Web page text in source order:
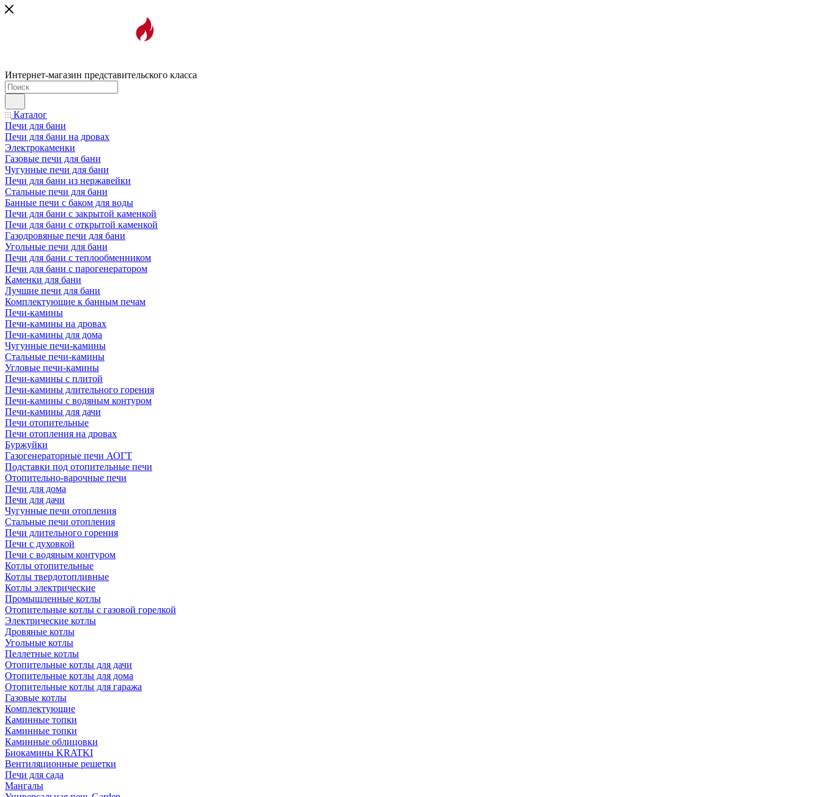
Интернет-магазин представительского класса
Каталог
Печи для бани
Печи для бани на дровах
Электрокаменки
Газовые печи для бани
Чугунные печи для бани
Печи для бани из нержавейки
Стальные печи для бани
Банные печи с баком для воды
Печи для бани с закрытой каменкой
Печи для бани с открытой каменкой
Газодровяные печи для бани
Угольные печи для бани
Печи для бани с теплообменником
Печи для бани с парогенератором
Каменки для бани
Лучшие печи для бани
Комплектующие к банным печам
Печи-камины
Печи-камины на дровах
Печи-камины для дома
Чугунные печи-камины
Стальные печи-камины
Угловые печи-камины
Печи-камины с плитой
Печи-камины длительного горения
Печи-камины с водяным контуром
Печи-камины для дачи
Печи отопительные
Печи отопления на дровах
Буржуйки
Газогенераторные печи АОГТ
Подставки под отопительные печи
Отопительно-варочные печи
Печи для дома
Печи для дачи
Чугунные печи отопления
Стальные печи отопления
Печи длительного горения
Печи с духовкой
Печи с водяным контуром
Котлы отопительные
Котлы твердотопливные
Котлы электрические
Промышленные котлы
Отопительные котлы с газовой горелкой
Электрические котлы
Дровяные котлы
Угольные котлы
Пеллетные котлы
Отопительные котлы для дачи
Отопительные котлы для дома
Отопительные котлы для гаража
Газовые котлы
Комплектующие
Каминные топки
Каминные топки
Каминные облицовки
Биокамины KRATKI
Вентиляционные решетки
Печи для сада
Мангалы